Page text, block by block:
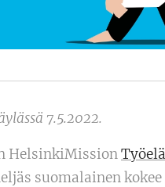
7.5.2022.
HelsinkiMission
suomalainen